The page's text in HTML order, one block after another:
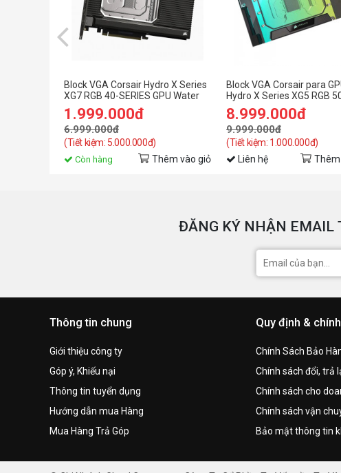
Block VGA Corsair Hydro X Series
XG7 RGB 40-SERIES GPU Water
Block (4090 STRIX/TUF)
1.999.000đ
6.999.000đ
(Tiết kiệm: 5.000.000đ)
Còn hàng Thêm vào giỏ
Block VGA Corsair para
Hydro X Series XG5 RGB
ASTRAL
8.999.000đ
9.999.000đ
(Tiết kiệm: 1.000.000đ)
Liên hệ
ĐĂNG KÝ NHẬN EMAIL
Thông tin chung
Giới thiệu công ty
Góp ý, Khiếu nại
Thông tin tuyển dụng
Hướng dẫn mua Hàng
Mua Hàng Trả Góp
Quy định &
Chính Sách Bảo
Chính sách đổi, trả
Chính sách cho
Chính sách vận
Bảo mật thông tin